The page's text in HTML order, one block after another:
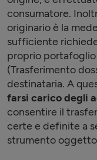
consumatore.
originario è la
sufficiente
proprio
(Trasferimento
destinataria. A
farsi carico degli
consentire il
certe e definite a
strumento